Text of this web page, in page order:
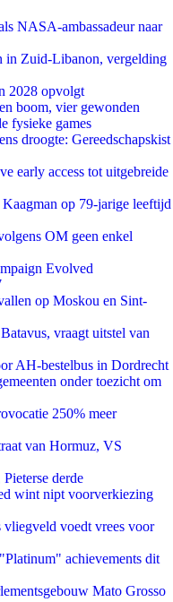
NASA-ambassadeur naar
in Zuid-Libanon, vergelding
2028 opvolgt
boom, vier gewonden
fysieke games
droogte: Gereedschapskist
early access tot uitgebreide
op 79-jarige leeftijd
OM geen enkel
Evolved
op Moskou en Sint-
vraagt uitstel van
AH-bestelbus in Dordrecht
onder toezicht om
250% meer
van Hormuz, VS
derde
wint nipt voorverkiezing
voedt vrees voor
achievements dit
Mato Grosso